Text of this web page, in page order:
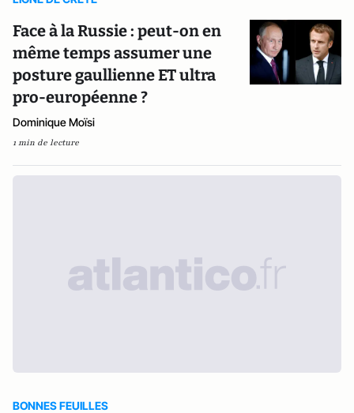
Face à la Russie : peut-on en
même temps assumer une
posture gaullienne ET ultra
pro-européenne ?
Dominique Moïsi
1 min de lecture
BONNES FEUILLES